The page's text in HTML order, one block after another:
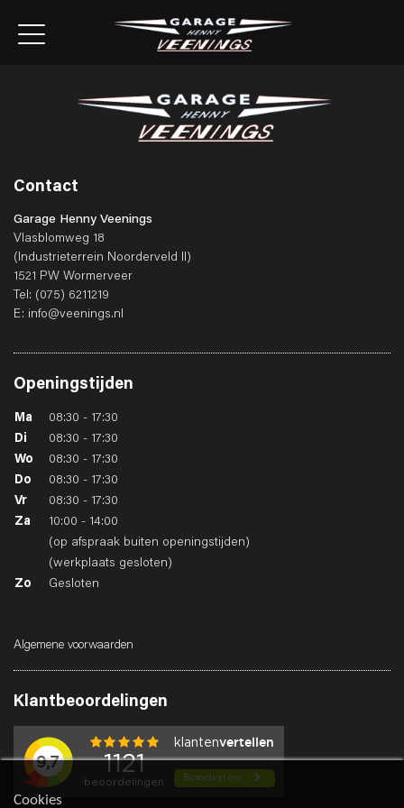
Contact
Garage Henny Veenings
Vlasblomweg 18
(Industrieterrein Noorderveld II)
1521 PW Wormerveer
Tel: (075) 6211219
E: info@veenings.nl
Openingstijden
Ma
08:30 - 17:30
Di
08:30 - 17:30
Wo
08:30 - 17:30
Do
08:30 - 17:30
Vr
08:30 - 17:30
Za
10:00 - 14:00
(op afspraak buiten openingstijden)
(werkplaats gesloten)
Zo
Gesloten
Algemene voorwaarden
Klantbeoordelingen
Cookies